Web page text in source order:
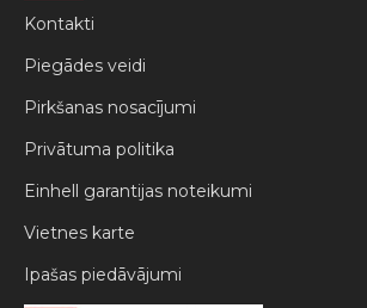
Kontakti
Piegādes veidi
Pirkšanas nosacījumi
Privātuma politika
Einhell garantijas noteikumi
Vietnes karte
Ipašas piedāvājumi